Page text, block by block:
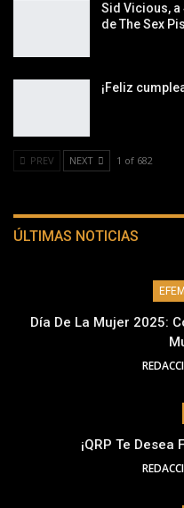
Sid Vicious,
de The Sex
¡Feliz
PREV NEXT 1 of 682
ÚLTIMAS NOTICIAS
Día De La Mujer 2025:
¡QRP Te Desea